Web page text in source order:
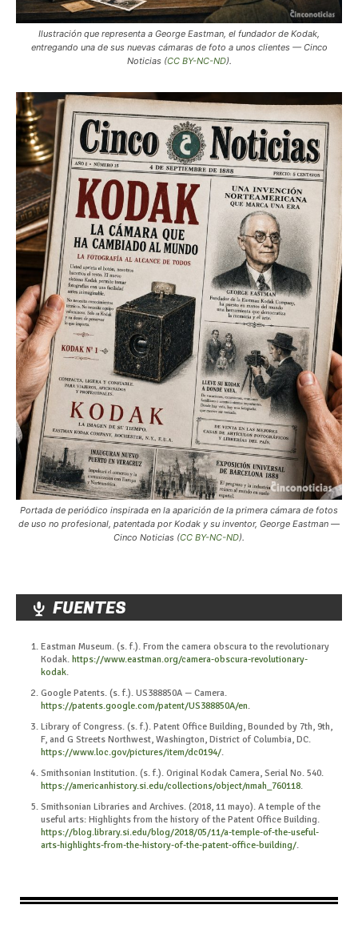
Ilustración que representa a George Eastman, el fundador de Kodak,
entregando una de sus nuevas cámaras de foto a unos clientes — Cinco
Noticias (CC BY-NC-ND).
Portada de periódico inspirada en la aparición de la primera cámara de fotos
de uso no profesional, patentada por Kodak y su inventor, George Eastman —
Cinco Noticias (CC BY-NC-ND).
FUENTES
Eastman Museum. (s. f.). From the camera obscura to the revolutionary
Kodak. https://www.eastman.org/camera-obscura-revolutionary-
kodak.
Google Patents. (s. f.). US388850A — Camera.
https://patents.google.com/patent/US388850A/en.
Library of Congress. (s. f.). Patent Office Building, Bounded by 7th, 9th,
F, and G Streets Northwest, Washington, District of Columbia, DC.
https://www.loc.gov/pictures/item/dc0194/.
Smithsonian Institution. (s. f.). Original Kodak Camera, Serial No. 540.
https://americanhistory.si.edu/collections/object/nmah_760118.
Smithsonian Libraries and Archives. (2018, 11 mayo). A temple of the
useful arts: Highlights from the history of the Patent Office Building.
https://blog.library.si.edu/blog/2018/05/11/a-temple-of-the-useful-
arts-highlights-from-the-history-of-the-patent-office-building/.